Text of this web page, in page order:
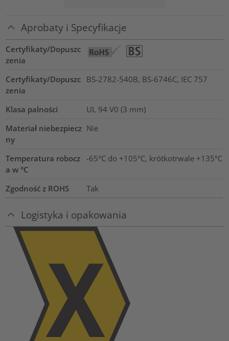
Aprobaty i Specyfikacje
Certyfikaty/Dopuszc
zenia
Certyfikaty/Dopuszc
zenia
BS-2782-540B, BS-6746C, IEC 757
Klasa palności
UL 94 V0 (3 mm)
Materiał niebezpiecz
ny
Nie
Temperatura robocz
a w °C
-65°C do +105°C, krótkotrwale +135°C
Zgodność z ROHS Tak
Logistyka i opakowania